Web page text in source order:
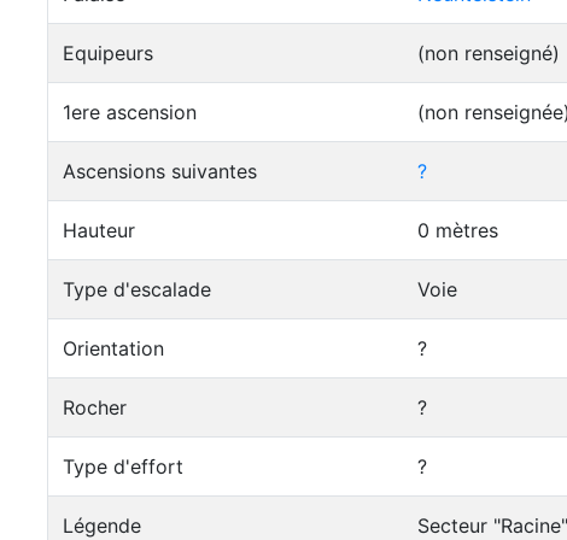
Equipeurs (non renseigné)
1ere ascension (non renseignée)
Ascensions suivantes ?
Hauteur 0 mètres
Type d'escalade Voie
Orientation ?
Rocher ?
Type d'effort ?
Légende Secteur "Racine"